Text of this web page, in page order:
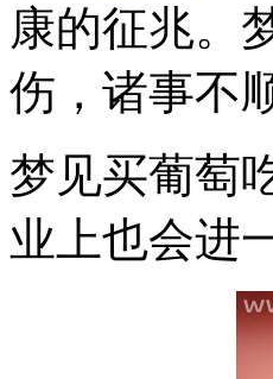
康的征兆。
伤，诸事不
梦见买葡萄
业上也会进